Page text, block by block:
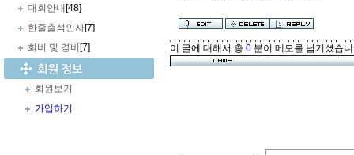
대회안내 [48]
한줄출석인사[7]
회비 및 경비 [7]
회원보기
가입하기
이 글에 대해서 총 0 분이 메모를 남기셨습